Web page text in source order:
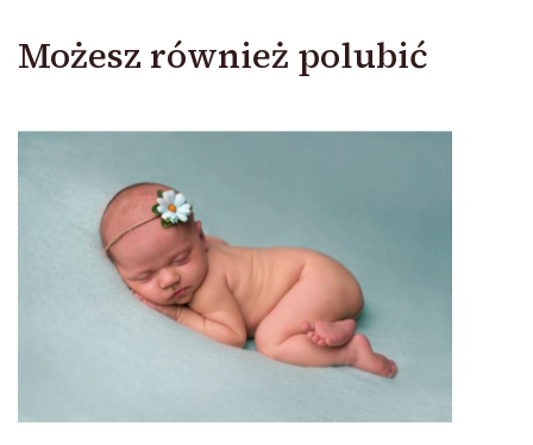
Możesz również polubić